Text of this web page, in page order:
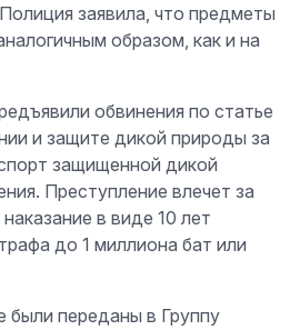
заявила, что предметы
образом, как и на
обвинения по статье
и защите дикой природы за
защищенной дикой
Преступление влечет за
в виде 10 лет
до 1 миллиона бат или
переданы в Группу